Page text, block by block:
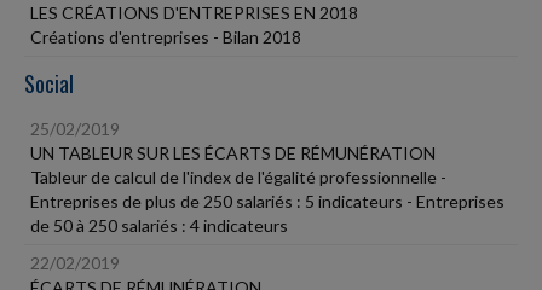
LES CRÉATIONS D'ENTREPRISES EN 2018
Créations d'entreprises - Bilan 2018
Social
25/02/2019
UN TABLEUR SUR LES ÉCARTS DE RÉMUNÉRATION
Tableur de calcul de l'index de l'égalité professionnelle -
Entreprises de plus de 250 salariés : 5 indicateurs - Entreprises
de 50 à 250 salariés : 4 indicateurs
22/02/2019